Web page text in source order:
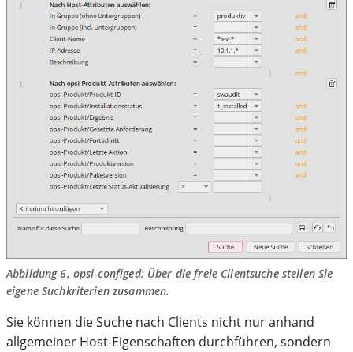
Abbildung 6. opsi-configed: Über die freie Clientsuche stellen Sie
eigene Suchkriterien zusammen.
Sie können die Suche nach Clients nicht nur anhand
allgemeiner Host-Eigenschaften durchführen, sondern